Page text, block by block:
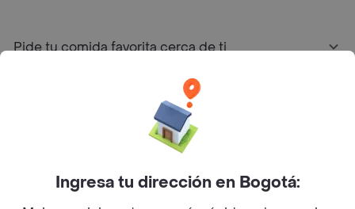
Pide tu comida favorita cerca de ti
Sobre RappiIngresa tu dirección en Bogotá: